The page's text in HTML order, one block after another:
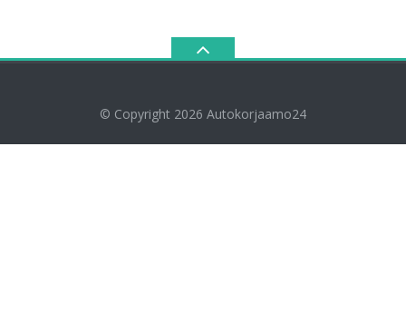
© Copyright 2026 Autokorjaamo24